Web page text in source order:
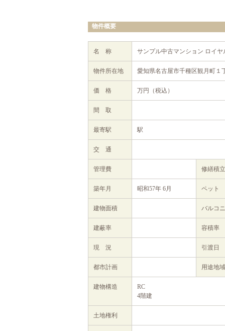
物件概要
名 称 サンプル中古マンション ロイ
物件所在地 愛知県名古屋市千種区観月町１
価 格 万円（税込）
間 取
最寄駅 駅
交 通
管理費 修繕積
築年月 昭和57年 6月 ペット
建物面積 バルコ
建蔽率 容積率
現 況 引渡日
都市計画 用途地域
建物構造
RC
4階建
土地権利